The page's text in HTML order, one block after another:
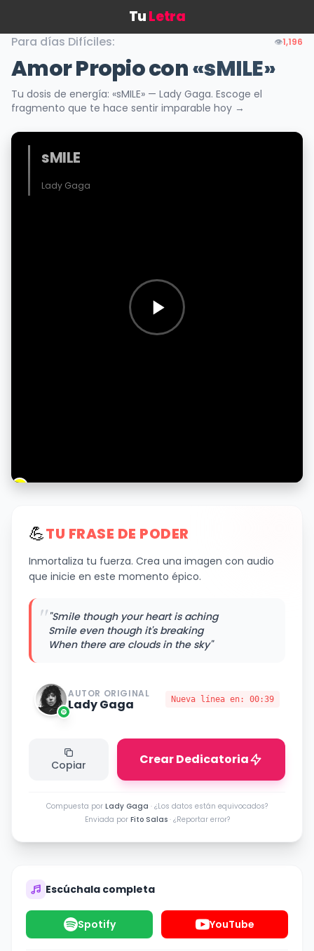
TuLetra
Para días Difíciles: 👁️1,196
Amor Propio con«sMILE»
Tu dosis de energía: «sMILE» — Lady Gaga. Escoge el
fragmento que te hace sentir imparable hoy →
sMILE
Lady Gaga
💪TU FRASE DE PODER
Inmortaliza tu fuerza. Crea una imagen con audio
que inicie en este momento épico.
""Smile though your heart is aching
Smile even though it's breaking
When there are clouds in the sky"
AUTOR ORIGINAL
Lady Gaga Nueva línea en: 00:39
Copiar Crear Dedicatoria
Compuesta por Lady Gaga · ¿Los datos están equivocados?
Enviada por Fito Salas · ¿Reportar error?
Escúchala completa
Spotify YouTube